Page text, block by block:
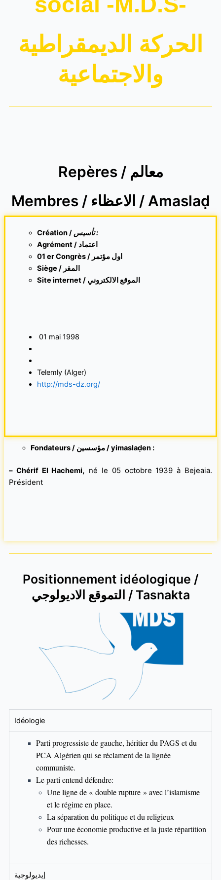
الحركة الديمقراطية
والاجتماعية
Repères / معالم
Membres / الاعظاء / Amaslaḍ
Création /
تأسيس :
Agrément / اعتماد
01 er Congrès / اول مؤتمر
Siège / المقر
Site internet / الموقع الالكتروني
01 mai 1998
Telemly (Alger)
http://mds-dz.org/
Fondateurs / مؤسسين / yimaslaḍen :
– Chérif El Hachemi, né le 05 octobre 1939 à Bejeaia.
Président
Positionnement idéologique /
التموقع الاديولوجي / Tasnakta
Idéologie
Parti progressiste de gauche, héritier du PAGS et du
PCA Algérien qui se réclament de la lignée
communiste.
Le parti entend défendre:
Une ligne de « double rupture » avec l’islamisme
et le régime en place.
La séparation du politique et du religieux
Pour une économie productive et la juste répartition
des richesses.
إيديولوجية